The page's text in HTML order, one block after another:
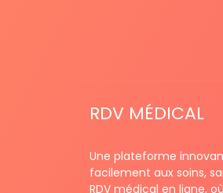
RDV MÉDICAL
Une plateforme
facilement aux soins,
RDV médical en ligne,